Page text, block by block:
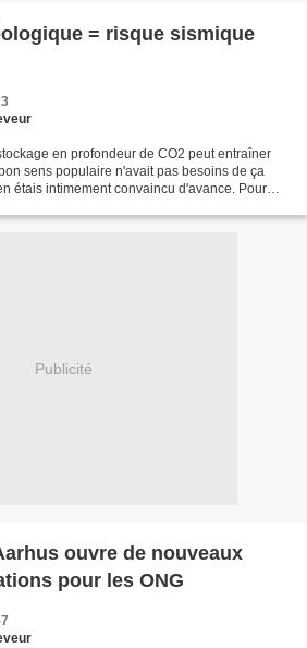
= risque sismique
en profondeur de CO2 peut entraîner
sens populaire n'avait pas besoins de ça
étais intimement convaincu d'avance. Pour
Publicité
ouvre de nouveaux
pour les ONG